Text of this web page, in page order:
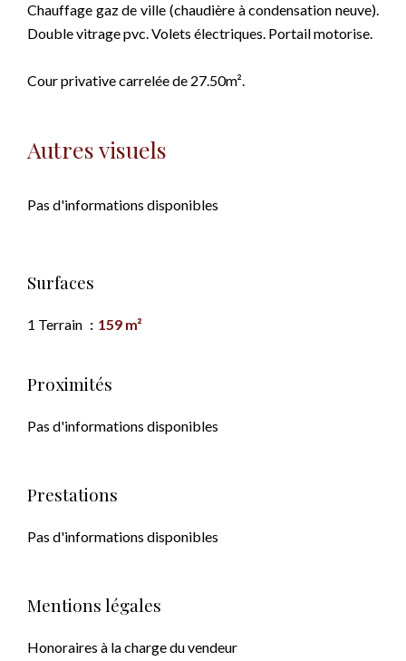
Chauffage gaz de ville (chaudière à condensation neuve).
Double vitrage pvc. Volets électriques. Portail motorise.
Cour privative carrelée de 27.50m².
Autres visuels
Pas d'informations disponibles
Surfaces
1 Terrain 159 m²
Proximités
Pas d'informations disponibles
Prestations
Pas d'informations disponibles
Mentions légales
Honoraires à la charge du vendeur